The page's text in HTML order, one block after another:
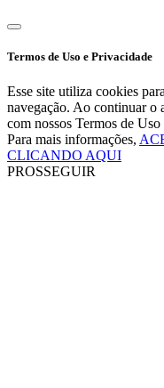
Termos de Uso e Privacidade
Esse site utiliza cookies
navegação. Ao continuar o
com nossos Termos de
Para mais informações,
CLICANDO AQUI
PROSSEGUIR